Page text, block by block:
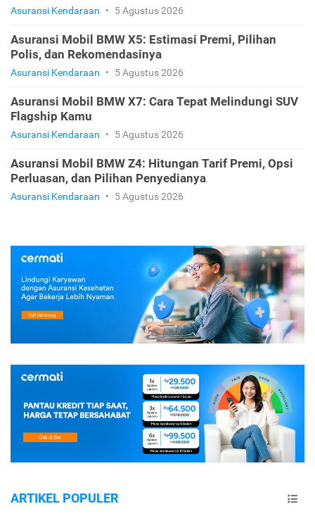
Asuransi Kendaraan • 5 Agustus 2026
Asuransi Mobil BMW X5: Estimasi Premi, Pilihan
Polis, dan Rekomendasinya
Asuransi Kendaraan • 5 Agustus 2026
Asuransi Mobil BMW X7: Cara Tepat Melindungi SUV
Flagship Kamu
Asuransi Kendaraan • 5 Agustus 2026
Asuransi Mobil BMW Z4: Hitungan Tarif Premi, Opsi
Perluasan, dan Pilihan Penyedianya
Asuransi Kendaraan • 5 Agustus 2026
ARTIKEL POPULER